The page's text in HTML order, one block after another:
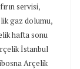
servisi,
gaz dolumu,
hafta sonu
İstanbul
Arçelik